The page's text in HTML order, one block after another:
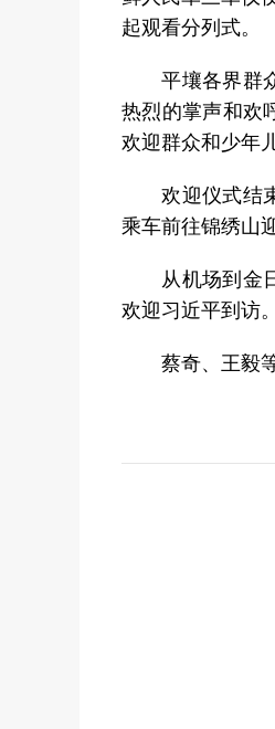
起观看分列式。
平壤各界群众
热烈的掌声和欢
欢迎群众和少年
欢迎仪式结束
乘车前往锦绣山
从机场到金日
欢迎习近平到访。
蔡奇、王毅等